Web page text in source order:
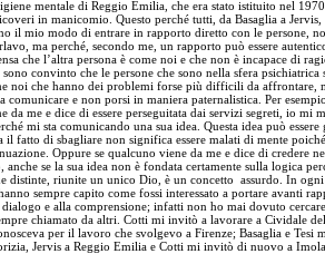
mentale di Reggio Emilia, che era stato istituito nel
in manicomio. Questo perché tutti, da Basaglia a Jervis,
il mio modo di entrare in rapporto diretto con le persone,
ma perché, secondo me, un rapporto può essere
che l’altra persona è come noi e che non è incapace di
convinto che le persone che sono nella sfera psichiatrica
noi che hanno dei problemi forse più difficili da affrontare,
comunicare e non porsi in maniera paternalistica. Per
da me e dice di essere perseguitata dai servizi segreti, io mi
mi sta comunicando una sua idea. Questa idea può essere
il fatto di sbagliare non significa essere malati di mente
Oppure se qualcuno viene da me e dice di credere
anche se la sua idea non è fondata certamente sulla logica
distinte, riunite un unico Dio, è un concetto assurdo. In
sempre capito come fossi interessato a portare avanti
e alla comprensione; infatti non ho mai dovuto
chiamato da altri. Cotti mi invitò a lavorare a Cividale
per il lavoro che svolgevo a Firenze; Basaglia e Tesi
Jervis a Reggio Emilia e Cotti mi invitò di nuovo a